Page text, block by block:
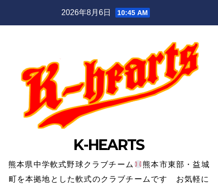
2026年8月6日 10:45 AM
K-HEARTS
熊本県中学軟式野球クラブチーム
熊本市東部・益城
町を本拠地とした軟式のクラブチームです お気軽に